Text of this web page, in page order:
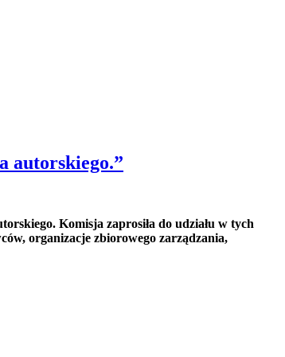
autorskiego.”
Komisja zaprosiła do udziału w tych
organizacje zbiorowego zarządzania,
własne konsultacje społeczne, których
zrzeszonych.